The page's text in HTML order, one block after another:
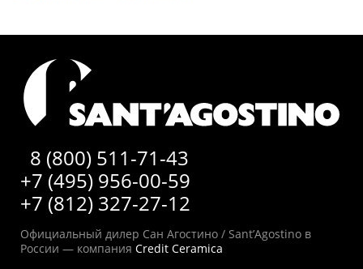
8 (800) 511-71-43
+7 (495) 956-00-59
+7 (812) 327-27-12
Официальный дилер Сан Агостино / Sant’Agostino в
России — компания Credit Ceramica